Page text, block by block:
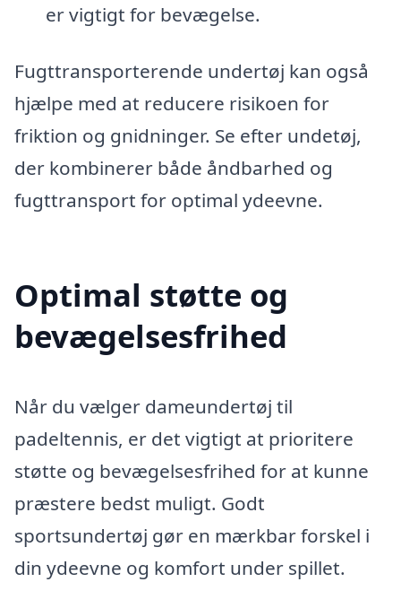
er vigtigt for bevægelse.
Fugttransporterende undertøj kan også
hjælpe med at reducere risikoen for
friktion og gnidninger. Se efter undetøj,
der kombinerer både åndbarhed og
fugttransport for optimal ydeevne.
Optimal støtte og
bevægelsesfrihed
Når du vælger dameundertøj til
padeltennis, er det vigtigt at prioritere
støtte og bevægelsesfrihed for at kunne
præstere bedst muligt. Godt
sportsundertøj gør en mærkbar forskel i
din ydeevne og komfort under spillet.